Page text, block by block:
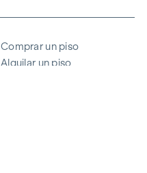
Comprar un piso
Alquilar un piso